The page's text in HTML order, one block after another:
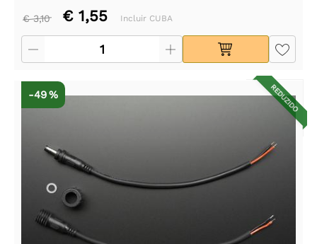
€ 3,10 € 1,55 Incluir CUBA
REDUZIDO
-49 %